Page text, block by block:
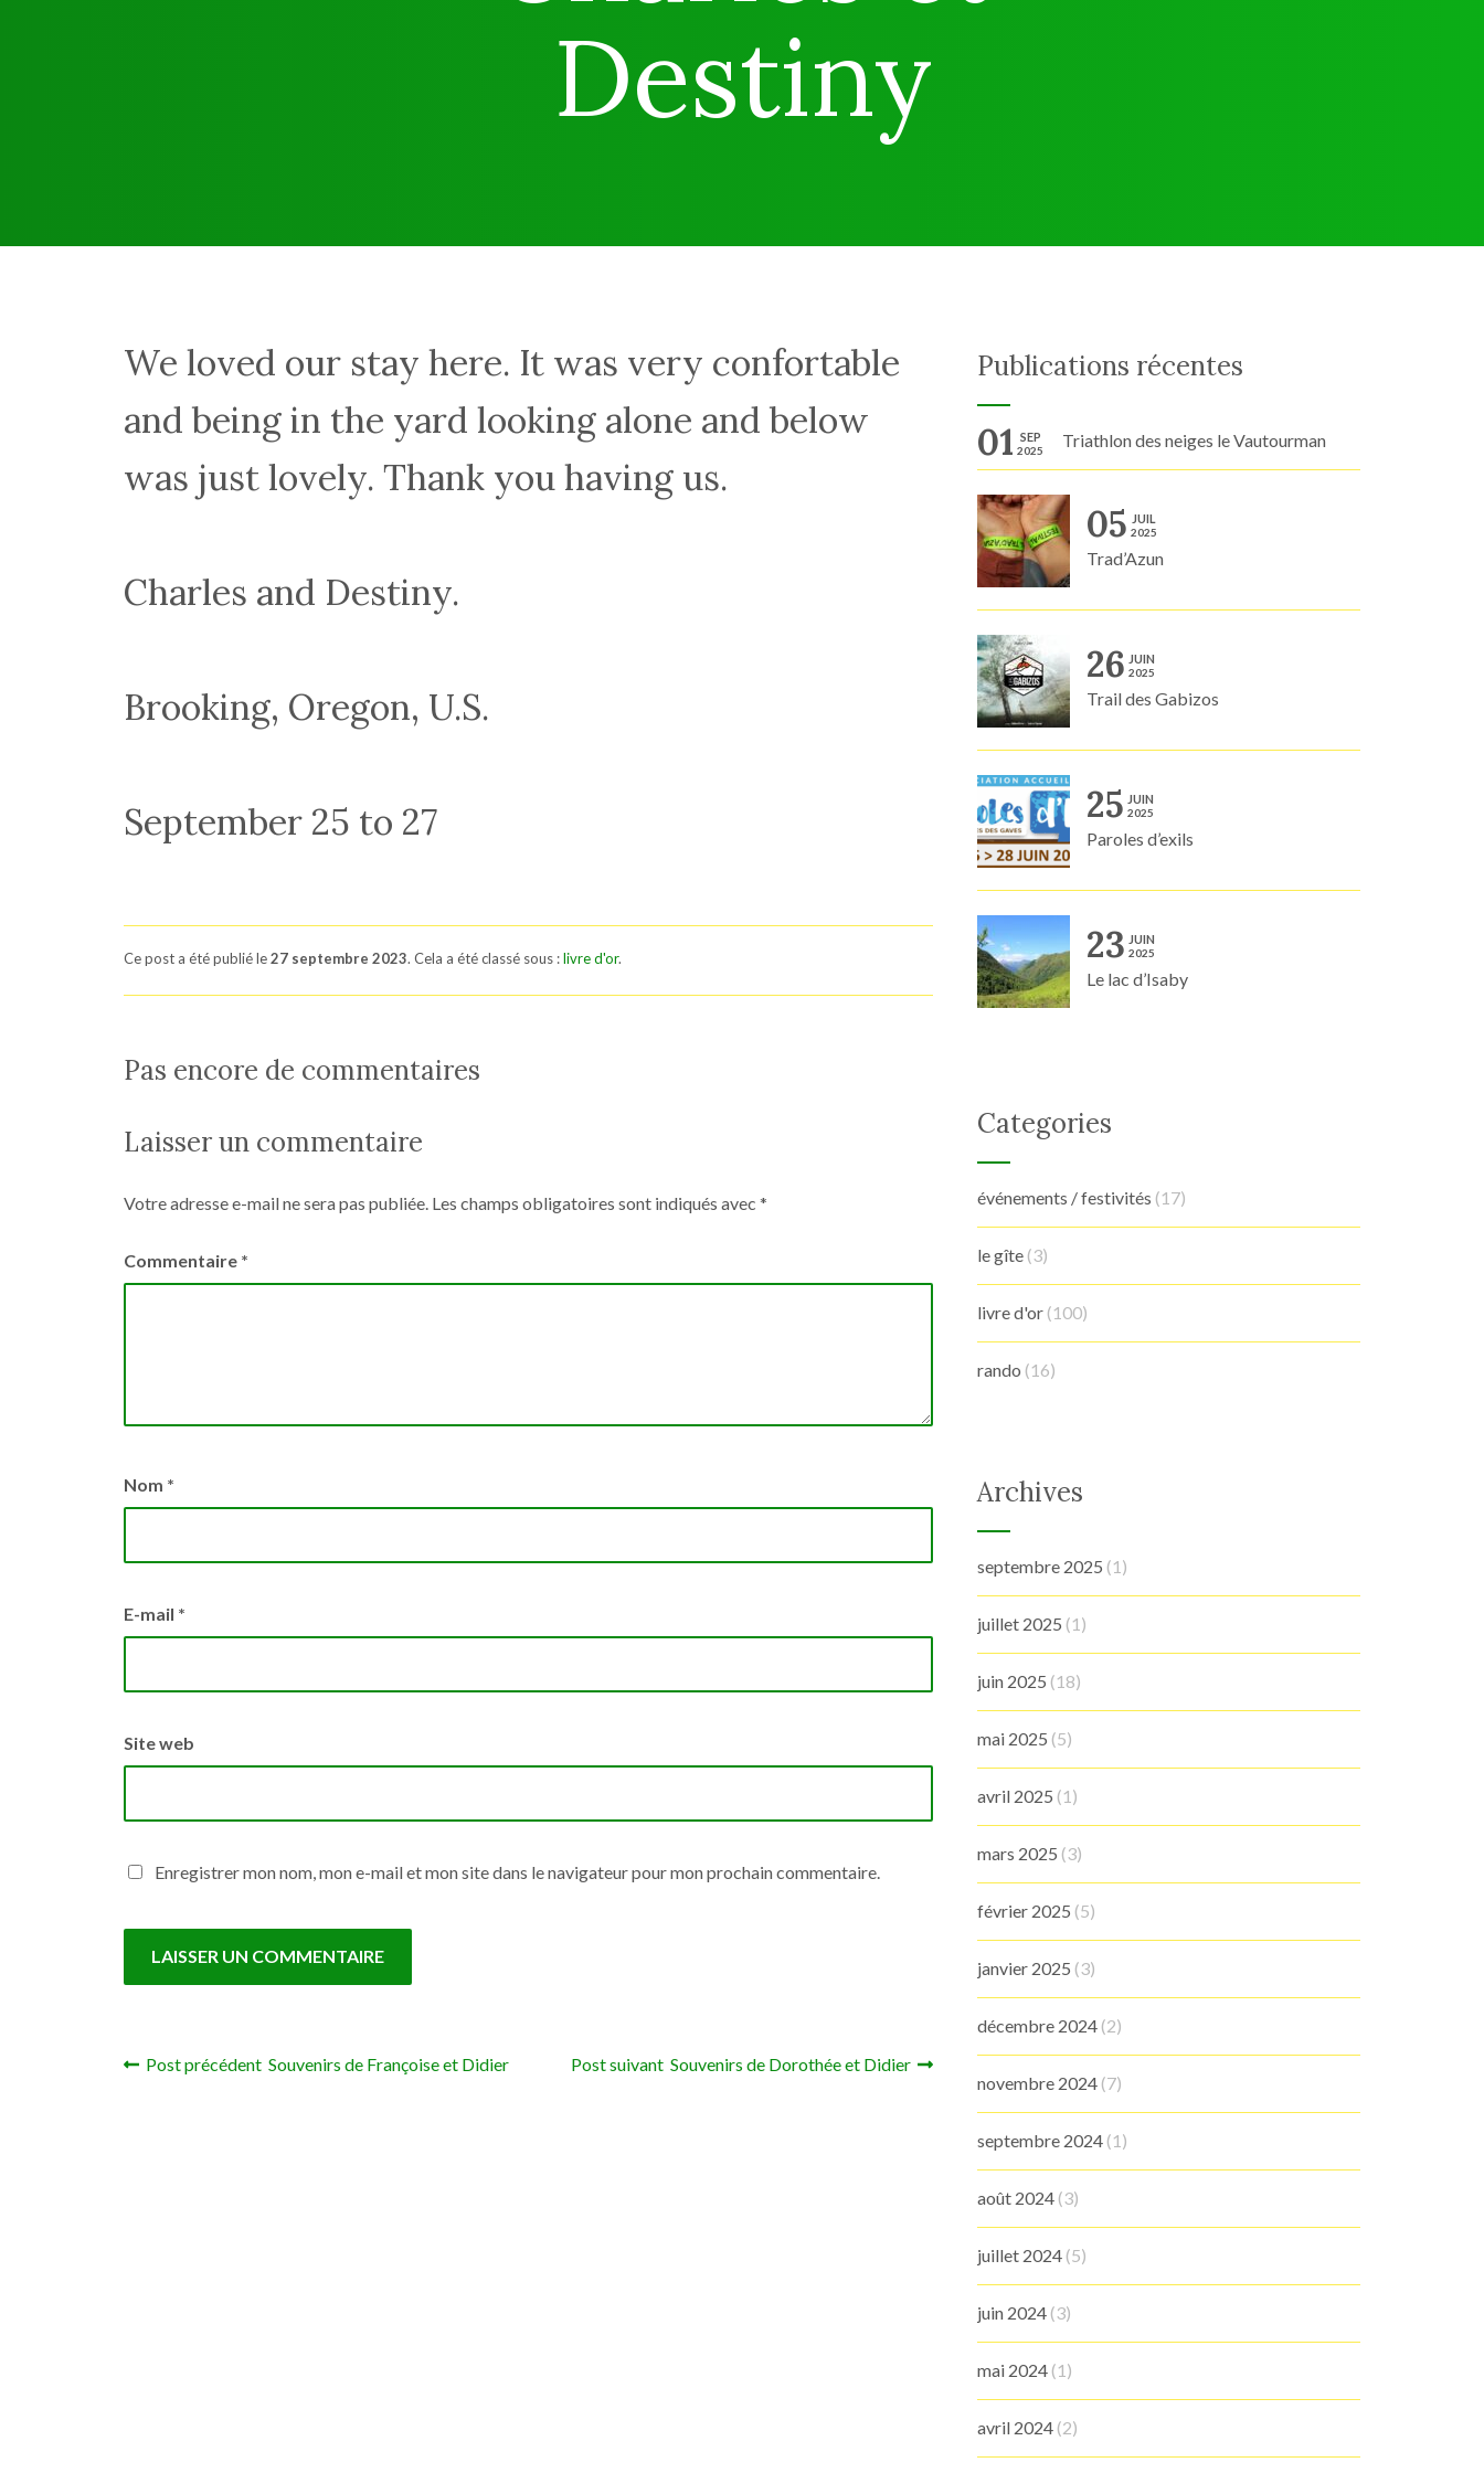
Destiny
We loved our stay here. It was very confortable
and being in the yard looking alone and below
was just lovely. Thank you having us.
Charles and Destiny.
Brooking, Oregon, U.S.
September 25 to 27
Ce post a été publié le27 septembre 2023. Cela a été classé sous :livre d'or.
Pas encore de commentaires
Laisser un commentaire
Votre adresse e-mail ne sera pas publiée. Les champs obligatoires sont indiqués avec *
Commentaire *
Nom *
E-mail *
Site web
Enregistrer mon nom, mon e-mail et mon site dans le navigateur pour mon prochain commentaire.
Navigation de l’article
Post précédent Souvenirs de Françoise et Didier Post suivant Souvenirs de Dorothée et Didier
Publications récentes
01 SEP
2025 Triathlon des neiges le Vautourman
05 JUIL
2025
Trad’Azun
26 JUIN
2025
Trail des Gabizos
25 JUIN
2025
Paroles d’exils
23 JUIN
2025
Le lac d’Isaby
Categories
événements / festivités (17)
le gîte (3)
livre d'or (100)
rando (16)
Archives
septembre 2025 (1)
juillet 2025 (1)
juin 2025 (18)
mai 2025 (5)
avril 2025 (1)
mars 2025 (3)
février 2025 (5)
janvier 2025 (3)
décembre 2024 (2)
novembre 2024 (7)
septembre 2024 (1)
août 2024 (3)
juillet 2024 (5)
juin 2024 (3)
mai 2024 (1)
avril 2024 (2)